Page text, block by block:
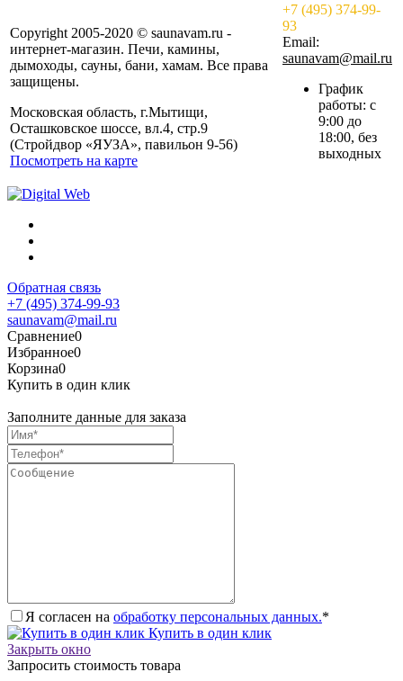
Copyright 2005-2020 © saunavam.ru -
интернет-магазин. Печи, камины,
дымоходы, сауны, бани, хамам. Все права
защищены.
Московская область, г.Мытищи,
Осташковское шоссе, вл.4, стр.9
(Стройдвор «ЯУЗА», павильон 9-56)
Посмотреть на карте
+7 (495) 374-99-
93
Email:
saunavam@mail.ru
График
работы: с
9:00 до
18:00, без
выходных
Обратная связь
+7 (495) 374-99-93
saunavam@mail.ru
Сравнение0
Избранное0
Корзина0
Купить в один клик
Заполните данные для заказа
Я согласен на обработку персональных данных.*
Купить в один клик
Закрыть окно
Запросить стоимость товара